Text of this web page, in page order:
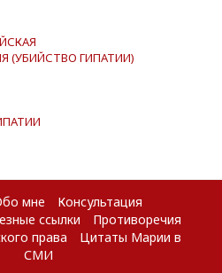
(УБИЙСТВО ГИПАТИИ)
мне
Консультация
ссылки
Противоречия
права
Цитаты Марии в
СМИ